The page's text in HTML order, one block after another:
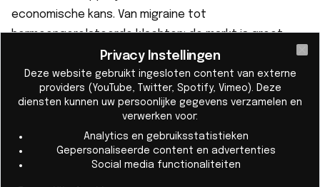
economische kans. Van migraine tot
hormoongerelateerde klachten: de markt is groot,
maar vraagt om veel meer aandacht en financiering.
https://ioplus.nl/nl/posts/het-vrouwenlichaam-van-
blinde-vlek-naar-business-case
Onderzoekers uit hun bubbel
Op 4 juni vindt bij ASML de finale plaats van de eerste
Tech Transfer Challenge. Onderzoekers van de TU/e
Privacy Instellingen
Deze website gebruikt ingesloten content van externe
providers (YouTube, Twitter, Spotify, Vimeo). Deze
diensten kunnen uw persoonlijke gegevens verzamelen en
verwerken voor:
Analytics en gebruiksstatistieken
Gepersonaliseerde content en advertenties
Social media functionaliteiten